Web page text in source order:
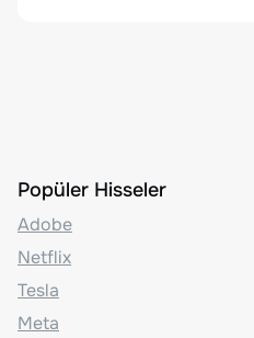
Popüler Hisseler
Adobe
Netflix
Tesla
Meta